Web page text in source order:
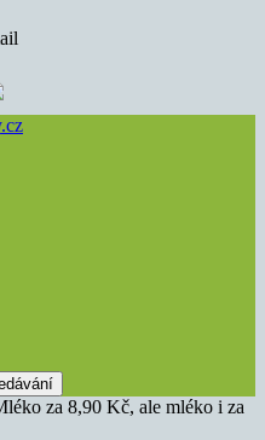
za 8,90 Kč, ale mléko i za